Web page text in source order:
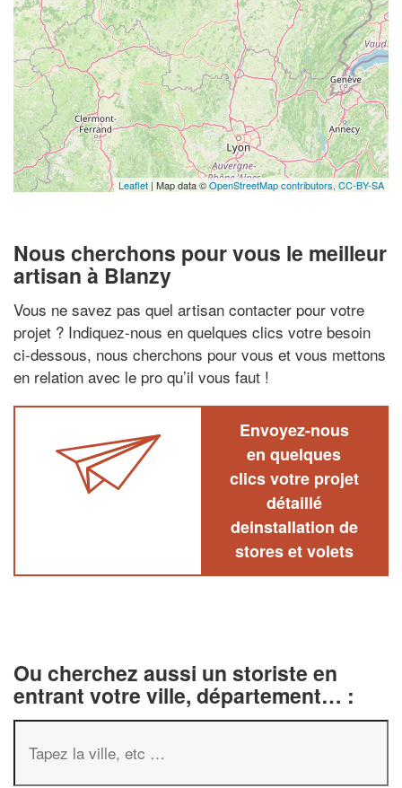
Leaflet | Map data ©OpenStreetMap contributors, CC-BY-SA
Nous cherchons pour vous le meilleur
artisan à Blanzy
Vous ne savez pas quel artisan contacter pour votre
projet ? Indiquez-nous en quelques clics votre besoin
ci-dessous, nous cherchons pour vous et vous mettons
en relation avec le pro qu’il vous faut !
Envoyez-nous
en quelques
clics votre projet
détaillé
deinstallation de
stores et volets
Ou cherchez aussi un storiste en
entrant votre ville, département… :